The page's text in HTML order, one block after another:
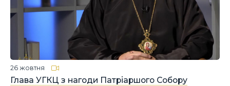
Глава УГКЦ з нагоди Патріаршого Собору
26 жовтня